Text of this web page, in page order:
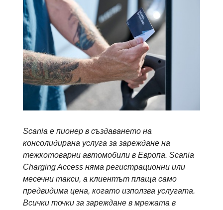
Scania е пионер в създаването на
консолидирана услуга за зареждане на
тежкотоварни автомобили в Европа. Scania
Charging Access няма регистрационни или
месечни такси, а клиентът плаща само
предвидима цена, когато използва услугата.
Всички точки за зареждане в мрежата в